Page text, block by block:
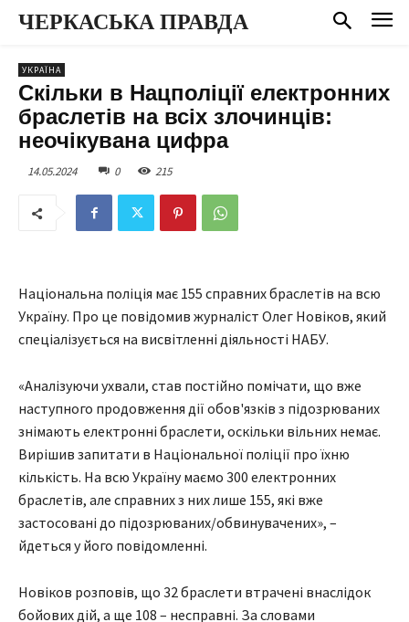
ЧЕРКАСЬКА ПРАВДА
УКРАЇНА
Скільки в Нацполіції електронних
браслетів на всіх злочинців:
неочікувана цифра
14.05.2024 0 215
Національна поліція має 155 справних браслетів на всю
Україну. Про це повідомив журналіст Олег Новіков, який
спеціалізується на висвітленні діяльності НАБУ.
«Аналізуючи ухвали, став постійно помічати, що вже
наступного продовження дії обов'язків з підозрюваних
знімають електронні браслети, оскільки вільних немає.
Вирішив запитати в Національної поліції про їхню
кількість. На всю Україну маємо 300 електронних
браслетів, але справних з них лише 155, які вже
застосовані до підозрюваних/обвинувачених», –
йдеться у його повідомленні.
Новіков розповів, що 32 браслети втрачені внаслідок
бойових дій, а ще 108 – несправні. За словами